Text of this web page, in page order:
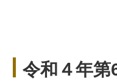
令和４年第